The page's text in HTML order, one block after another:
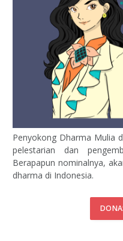
Penyokong Dharma Mulia
pelestarian dan
Berapapun nominalnya,
dharma di Indonesia.